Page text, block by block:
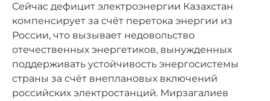
Сейчас дефицит электроэнергии Казахстан
компенсирует за счёт перетока энергии из
России, что вызывает недовольство
отечественных энергетиков, вынужденных
поддерживать устойчивость энергосистемы
страны за счёт внеплановых включений
российских электростанций. Мирзагалиев